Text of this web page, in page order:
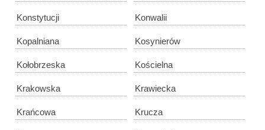
Konstytucji Konwalii
Kopalniana Kosynierów
Kołobrzeska Kościelna
Krakowska Krawiecka
Krańcowa Krucza